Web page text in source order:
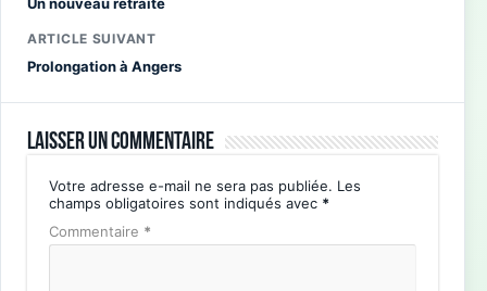
ARTICLE SUIVANT
Prolongation à Angers
Laisser un commentaire
Votre adresse e-mail ne sera pas publiée. Les
champs obligatoires sont indiqués avec *
Commentaire *